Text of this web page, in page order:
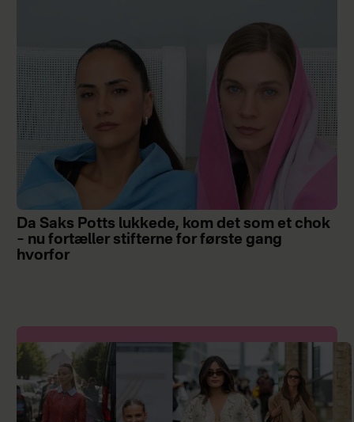
Da Saks Potts lukkede, kom det som et chok
– nu fortæller stifterne for første gang
hvorfor